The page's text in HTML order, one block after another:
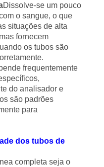
Dissolve-se um pouco
o sangue, o que
situações de alta
fornecem
os tubos são
frequentemente
do analisador e
são padrões
para
dos tubos de
completa seja o